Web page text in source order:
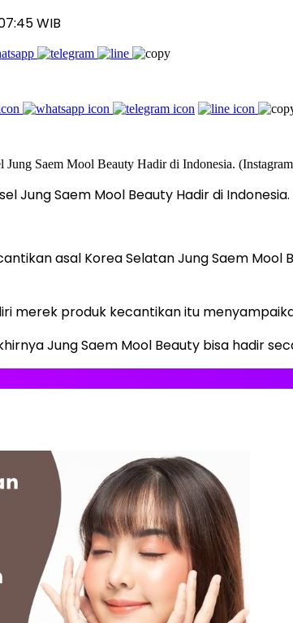
WIB
Jung Saem Mool Beauty Hadir di
asal Korea Selatan Jung Saem Mool
merek produk kecantikan itu
Jung Saem Mool Beauty bisa hadir